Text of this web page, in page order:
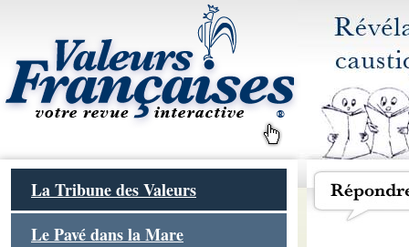
La Tribune des Valeurs
Le Pavé dans la Mare